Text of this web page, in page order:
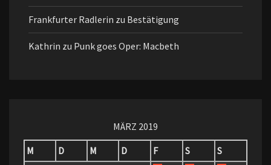
Frankfurter Radlerin zu Bestätigung
Kathrin zu Punk goes Oper: Macbeth
MÄRZ 2019
M
D M D F S
S